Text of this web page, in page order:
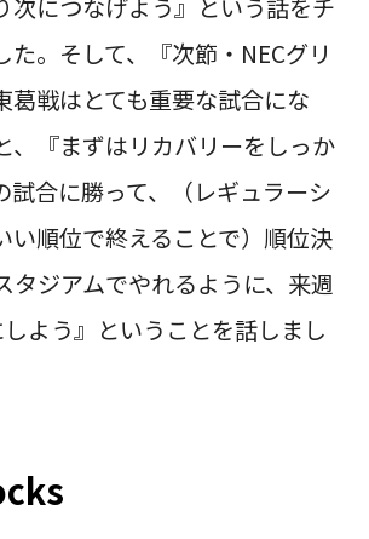
次につなげよう』という話をチ
た。そして、『次節・NECグリ
葛戦はとても重要な試合にな
、『まずはリカバリーをしっか
試合に勝って、（レギュラーシ
い順位で終えることで）順位決
タジアムでやれるように、来週
よう』ということを話しまし